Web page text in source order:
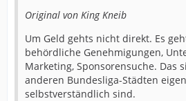
Original von King Kneib
Um Geld gehts nicht direkt. Es
behördliche Genehmigungen,
Marketing, Sponsorensuche. Das
anderen Bundesliga-Städten
selbstverständlich sind.